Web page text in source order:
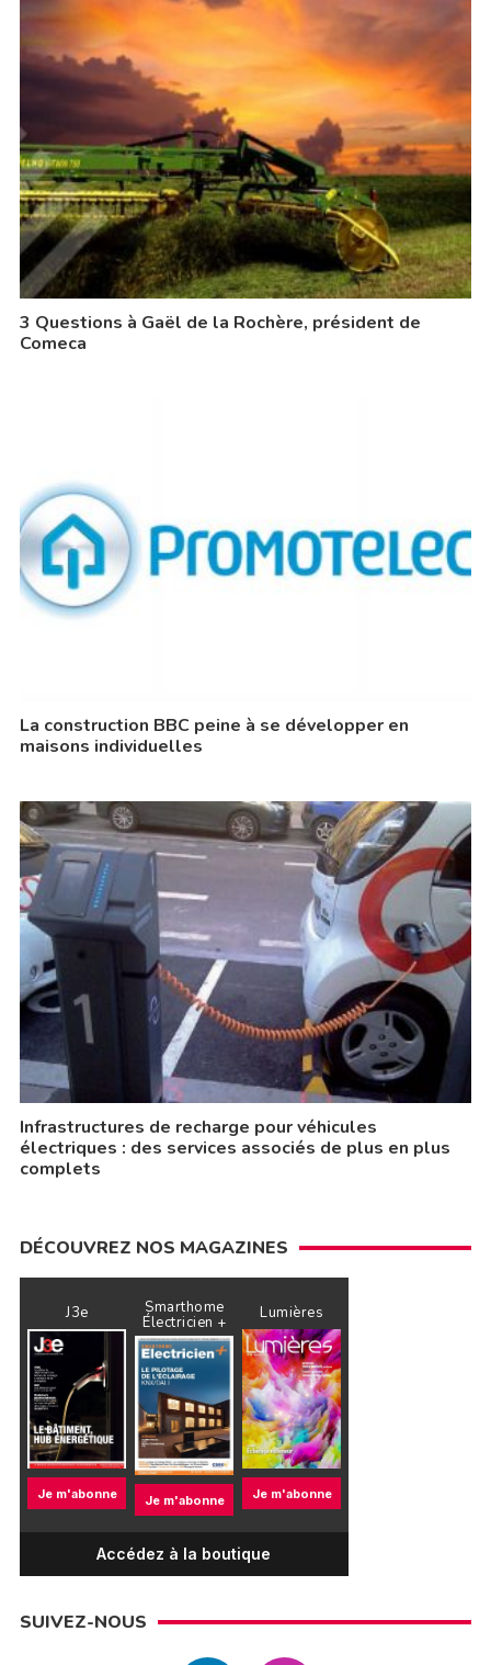
3 Questions à Gaël de la Rochère, président de
Comeca
La construction BBC peine à se développer en
maisons individuelles
Infrastructures de recharge pour véhicules
électriques : des services associés de plus en plus
complets
DÉCOUVREZ NOS MAGAZINES
J3e
Je m'abonne
Smarthome
Électricien +
Je m'abonne
Lumières
Je m'abonne
Accédez à la boutique
SUIVEZ-NOUS